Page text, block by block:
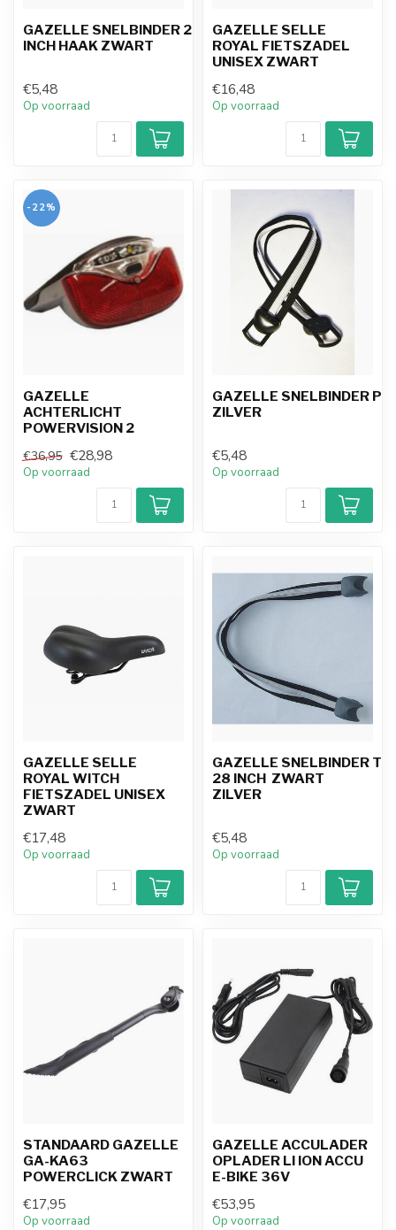
GAZELLE SNELBINDER 28
INCH HAAK ZWART
€5,48
Op voorraad
GAZELLE SELLE
ROYAL FIETSZADEL
UNISEX ZWART
€16,48
Op voorraad
-22%
GAZELLE
ACHTERLICHT
POWERVISION 2
€36,95 €28,98
Op voorraad
GAZELLE SNELBINDER
ZILVER
€5,48
Op voorraad
GAZELLE SELLE
ROYAL WITCH
FIETSZADEL UNISEX
ZWART
€17,48
Op voorraad
GAZELLE SNELBINDER
28 INCH ZWART
ZILVER
€5,48
Op voorraad
STANDAARD GAZELLE
GA-KA63
POWERCLICK ZWART
€17,95
Op voorraad
GAZELLE ACCULADER
OPLADER LI ION ACCU
E-BIKE 36V
€53,95
Op voorraad